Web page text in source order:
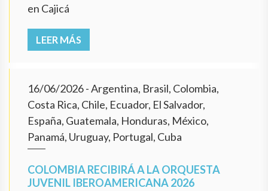
en Cajicá
LEER MÁS
16/06/2026- Argentina, Brasil, Colombia,
Costa Rica, Chile, Ecuador, El Salvador,
España, Guatemala, Honduras, México,
Panamá, Uruguay, Portugal, Cuba
COLOMBIA RECIBIRÁ A LA ORQUESTA
JUVENIL IBEROAMERICANA 2026